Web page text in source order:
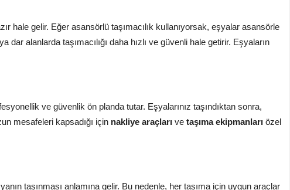
hale gelir. Eğer asansörlü taşımacılık kullanıyorsak, eşyalar asansörle
dar alanlarda taşımacılığı daha hızlı ve güvenli hale getirir. Eşyaların
ve güvenlik ön planda tutar. Eşyalarınız taşındıktan sonra,
mesafeleri kapsadığı için nakliye araçları ve taşıma ekipmanları özel
taşınması anlamına gelir. Bu nedenle, her taşıma için uygun araçlar